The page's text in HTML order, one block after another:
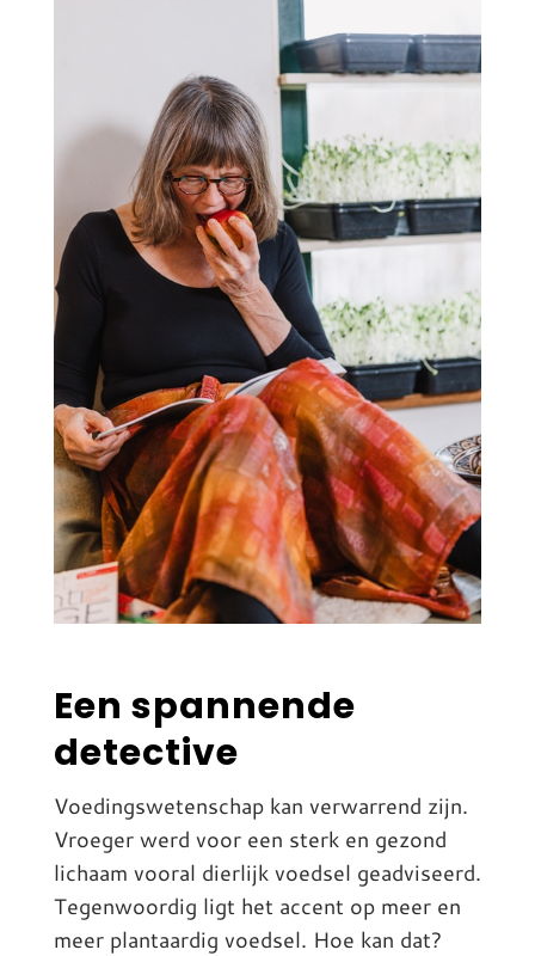
Een spannende
detective
Voedingswetenschap kan verwarrend zijn.
Vroeger werd voor een sterk en gezond
lichaam vooral dierlijk voedsel geadviseerd.
Tegenwoordig ligt het accent op meer en
meer plantaardig voedsel. Hoe kan dat?